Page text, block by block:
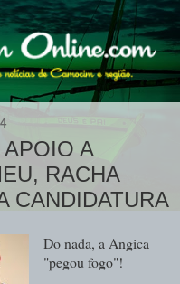
A
RACHA
CANDIDATURA
Do nada, a Angica
"pegou fogo"!